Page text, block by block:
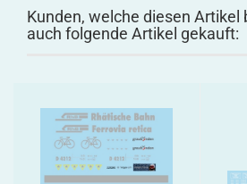
Kunden, welche diesen Artikel
auch folgende Artikel gekauft: